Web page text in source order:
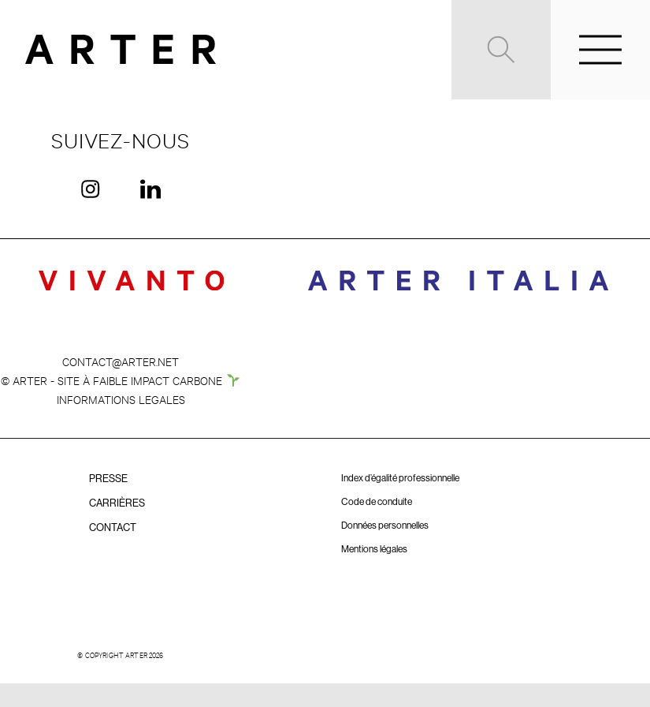
SUIVEZ-NOUS
CONTACT@ARTER.NET
© ARTER - SITE À FAIBLE IMPACT CARBONE
INFORMATIONS LEGALES
PRESSE
CARRIÈRES
CONTACT
Index d’égalité professionnelle
Code de conduite
Données personnelles
Mentions légales
© COPYRIGHT ARTER 2026